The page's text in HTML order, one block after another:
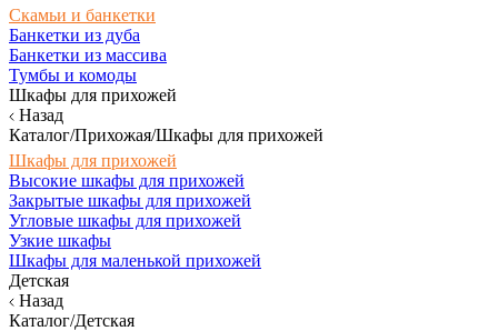
Скамьи и банкетки
Банкетки из дуба
Банкетки из массива
Тумбы и комоды
Шкафы для прихожей
Назад
Каталог/Прихожая/Шкафы для прихожей
Шкафы для прихожей
Высокие шкафы для прихожей
Закрытые шкафы для прихожей
Угловые шкафы для прихожей
Узкие шкафы
Шкафы для маленькой прихожей
Детская
Назад
Каталог/Детская